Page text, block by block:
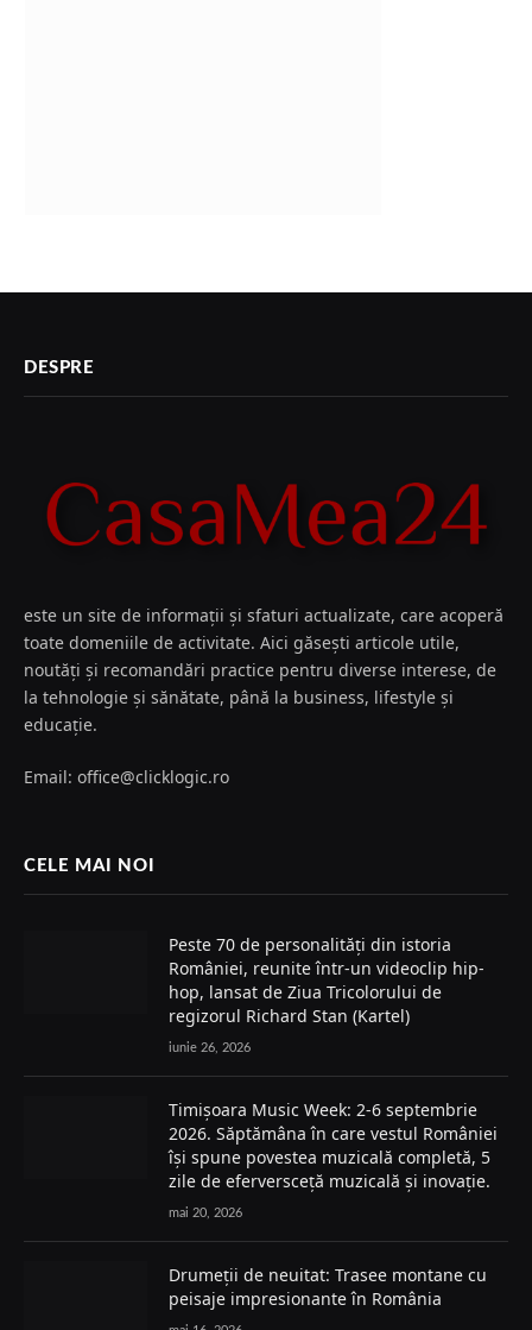
DESPRE
este un site de informații și sfaturi actualizate, care acoperă
toate domeniile de activitate. Aici găsești articole utile,
noutăți și recomandări practice pentru diverse interese, de
la tehnologie și sănătate, până la business, lifestyle și
educație.
Email: office@clicklogic.ro
CELE MAI NOI
Peste 70 de personalități din istoria
României, reunite într-un videoclip hip-
hop, lansat de Ziua Tricolorului de
regizorul Richard Stan (Kartel)
iunie 26, 2026
Timișoara Music Week: 2-6 septembrie
2026. Săptămâna în care vestul României
își spune povestea muzicală completă, 5
zile de eferversceță muzicală și inovație.
mai 20, 2026
Drumeții de neuitat: Trasee montane cu
peisaje impresionante în România